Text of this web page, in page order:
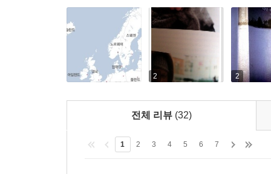
세월이 지난 지금. 거친 풍랑을 이겨낸 베테랑
뒤덮인 저 먼 북쪽 끝에서 혼자서 자신을 쓰다듬고
서른 살의 여행 그리고 3년 후, 과연 생선에게 어떤
2 2
전체 리뷰 (32)
1 2 3 4 5 6 7